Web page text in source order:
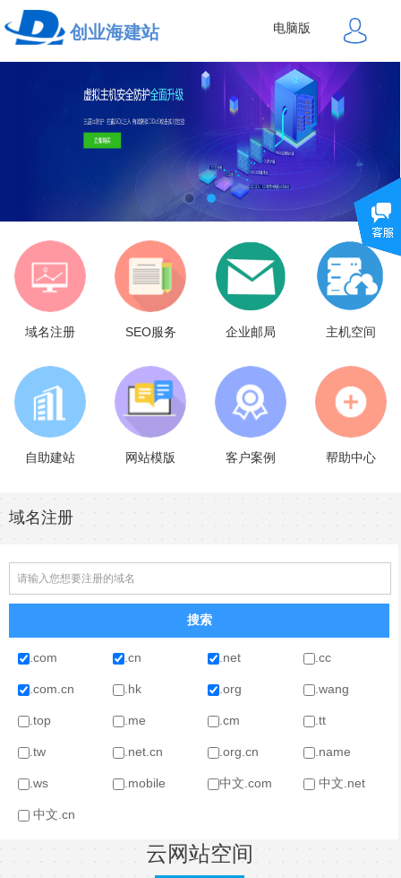
电脑版
创业海建站
域名注册 SEO服务 企业邮局 主机空间
自助建站 网站模版 客户案例 帮助中心
云网站空间
域名注册
.com .cn .net .cc
.com.cn .hk .org .wang
.top .me .cm .tt
.tw .net.cn .org.cn .name
.ws .mobile 中文.com 中文.net
中文.cn